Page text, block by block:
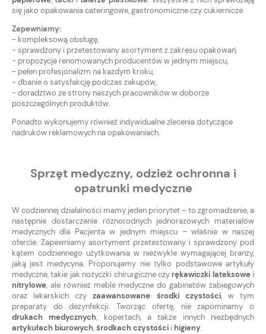
się jako opakowania cateringowe, gastronomiczne czy cukiernicze.
Zapewniamy:
- kompleksową obsługę,
- sprawdzony i przetestowany asortyment z zakresu opakowań,
- propozycje renomowanych producentów w jednym miejscu,
- pełen profesjonalizm na każdym kroku,
- dbanie o satysfakcję podczas zakupów,
- doradztwo ze strony naszych pracowników w doborze
poszczególnych produktów.
Ponadto wykonujemy również indywidualne zlecenia dotyczące
nadruków reklamowych na opakowaniach.
Sprzęt medyczny, odzież ochronna i
opatrunki medyczne
W codziennej działalności mamy jeden priorytet – to zgromadzenie, a
następnie dostarczenie różnorodnych jednorazowych materiałów
medycznych dla Pacjenta w jednym miejscu – właśnie w naszej
ofercie. Zapewniamy asortyment przetestowany i sprawdzony pod
kątem codziennego użytkowania w niezwykle wymagającej branży,
jaką jest medycyna. Proponujemy nie tylko podstawowe artykuły
medyczne, takie jak nożyczki chirurgiczne czyrękawiczki lateksowei
nitrylowe, ale również meble medyczne do gabinetów zabiegowych
oraz lekarskich czyzaawansowane środki czystości, w tym
preparaty do dezynfekcji. Tworząc ofertę, nie zapominamy o
drukach medycznych, kopertach, a także innych niezbędnych
artykułach biurowych,środkach czystości i higieny.